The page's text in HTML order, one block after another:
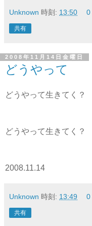
Unknown 時刻: 13:50 0
共有
2008年11月14日金曜日
どうやって
どうやって生きてく？
どうやって生きてく？
2008.11.14
Unknown 時刻: 13:49 0
共有